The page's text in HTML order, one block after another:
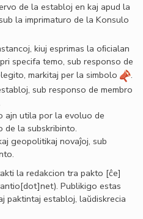
de la establoj en kaj apud la
la imprimaturo de la Konsulo
kiuj esprimas la oﬁcialan
specifa temo, sub responso de
markitaj per la simbolo
.
sub responso de membro
ajn utila por la evoluo de
de la subskribinto.
geopolitikaj novaĵoj, sub
la redakcion tra pakto [ĉe]
. Publikigo estas
paktintaj establoj, laŭdiskrecia